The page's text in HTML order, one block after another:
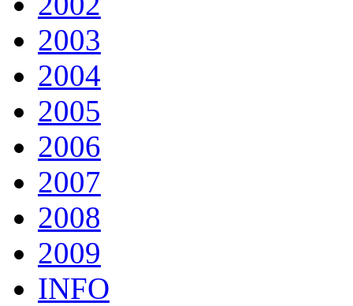
2003
2004
2005
2006
2007
2008
2009
INFO